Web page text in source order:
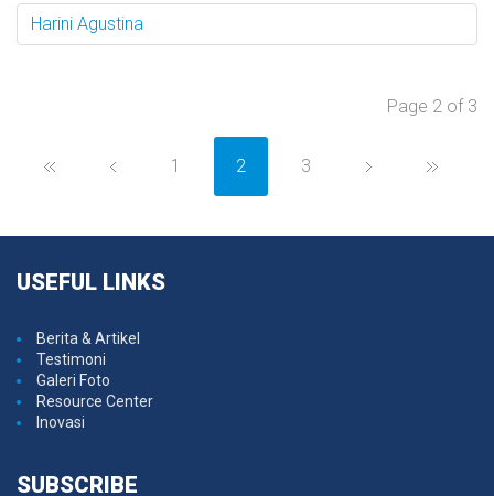
Harini Agustina
Page 2 of 3
1 2 3
USEFUL LINKS
Berita & Artikel
Testimoni
Galeri Foto
Resource Center
Inovasi
SUBSCRIBE